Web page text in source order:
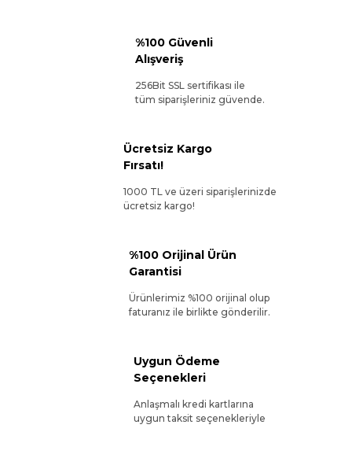
%100 Güvenli
Alışveriş
256Bit SSL sertifikası ile
tüm siparişleriniz güvende.
Ücretsiz Kargo
Fırsatı!
1000 TL ve üzeri siparişlerinizde
ücretsiz kargo!
%100 Orijinal Ürün
Garantisi
Ürünlerimiz %100 orijinal olup
faturanız ile birlikte gönderilir.
Uygun Ödeme
Seçenekleri
Anlaşmalı kredi kartlarına
uygun taksit seçenekleriyle